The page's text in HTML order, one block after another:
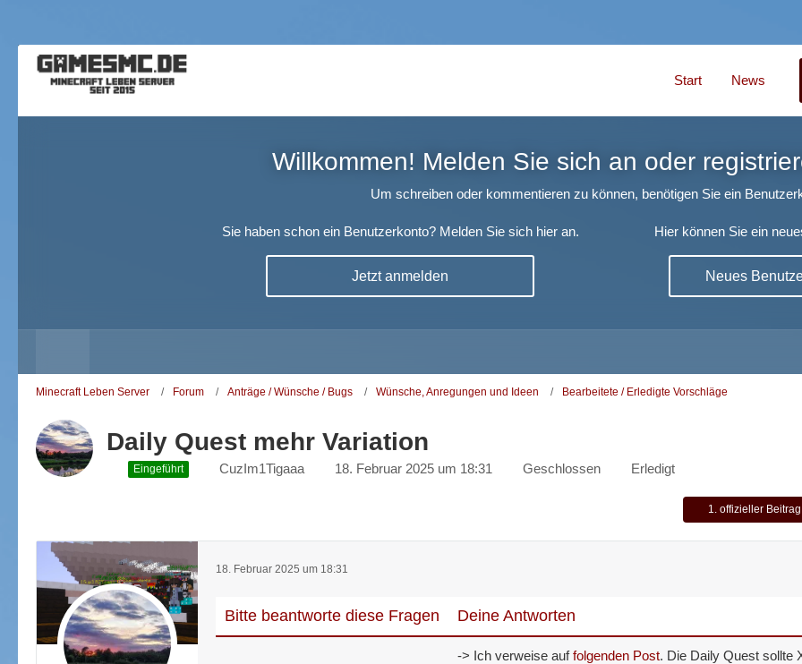
Start News
Willkommen! Melden Sie sich an oder
Um schreiben oder kommentieren zu können, benötigen Sie ein
Sie haben schon ein Benutzerkonto? Melden Sie sich hier an.
Jetzt anmelden
Hier können Sie ein
Neues
Minecraft Leben Server Forum Anträge / Wünsche / Bugs Wünsche, Anregungen und Ideen Bearbeitete / Erledigte Vorschläge
Daily Quest mehr Variation
Eingeführt CuzIm1Tigaaa 18. Februar 2025 um 18:31 Geschlossen Erledigt
1. offizieller Beitrag
18. Februar 2025 um 18:31
Bitte beantworte diese Fragen Deine Antworten
-> Ich verweise auffolgenden Post. Die Daily Quest sollte